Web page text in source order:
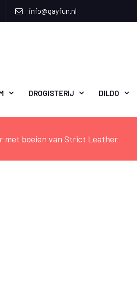
info@gayfun.nl
DROGISTERIJ DILDO
met boeien van Strict Leather